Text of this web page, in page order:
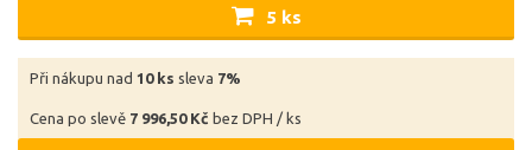
5 ks
Při nákupu nad 10 ks sleva 7%
Cena po slevě 7 996,50 Kč bez DPH / ks